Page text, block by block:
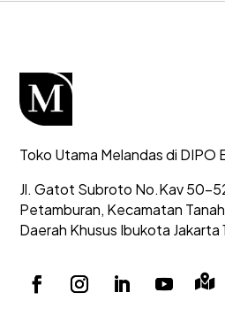
Toko Utama Melandas di DIPO
Jl. Gatot Subroto No.Kav 50-
Petamburan, Kecamatan
Daerah Khusus Ibukota Jakarta
